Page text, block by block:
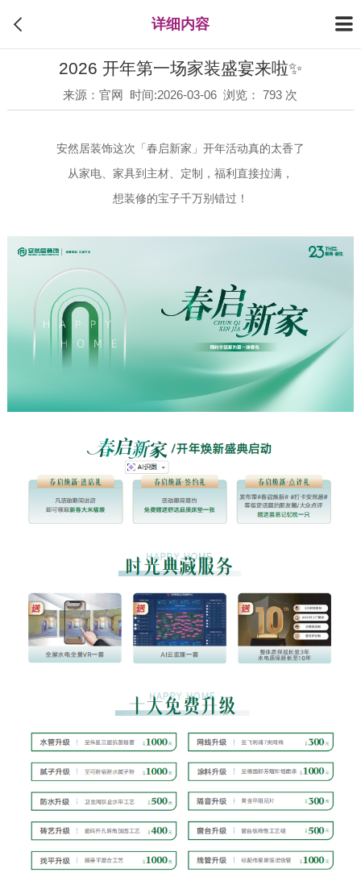
详细内容
2026 开年第一场家装盛宴来啦✨
来源：官网 时间:2026-03-06 浏览： 793 次
安然居装饰这次「春启新家」开年活动真的太香了
从家电、家具到主材、定制，福利直接拉满，
想装修的宝子千万别错过！